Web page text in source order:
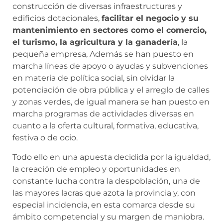
construcción de diversas infraestructuras y
edificios dotacionales, facilitar el negocio y su
mantenimiento en sectores como el comercio,
el turismo, la agricultura y la ganadería, la
pequeña empresa, Además se han puesto en
marcha líneas de apoyo o ayudas y subvenciones
en materia de política social, sin olvidar la
potenciación de obra pública y el arreglo de calles
y zonas verdes, de igual manera se han puesto en
marcha programas de actividades diversas en
cuanto a la oferta cultural, formativa, educativa,
festiva o de ocio.
Todo ello en una apuesta decidida por la igualdad,
la creación de empleo y oportunidades en
constante lucha contra la despoblación, una de
las mayores lacras que azota la provincia y, con
especial incidencia, en esta comarca desde su
ámbito competencial y su margen de maniobra.